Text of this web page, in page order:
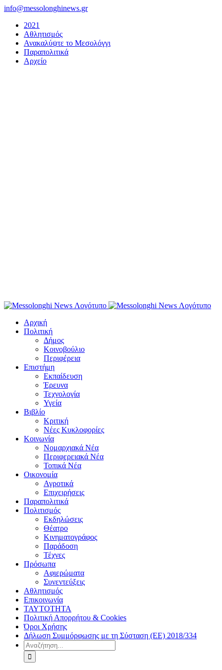
Μετάβαση
περιεχόμενο
info@messolonghinews.gr
2021
Αθλητισμός
Ανακαλύψτε το Μεσολόγγι
Παραπολιτικά
Αρχείο
Αρχική
Πολιτική
Δήμος
Κοινοβούλιο
Περιφέρεια
Επιστήμη
Εκπαίδευση
Έρευνα
Τεχνολογία
Υγεία
Βιβλίο
Κριτική
Νέες Κυκλοφορίες
Κοινωνία
Νομαρχιακά Νέα
Περιφερειακά Νέα
Τοπικά Νέα
Οικονομία
Αγροτικά
Επιχειρήσεις
Παραπολιτικά
Πολιτισμός
Εκδηλώσεις
Θέατρο
Κινηματογράφος
Παράδοση
Τέχνες
Πρόσωπα
Αφιερώματα
Συνεντεύξεις
Αθλητισμός
Επικοινωνία
ΤΑΥΤΟΤΗΤΑ
Πολιτική Απορρήτου & Cookies
Όροι Χρήσης
Δήλωση Συμμόρφωσης με τη Σύσταση (ΕΕ) 2018/334
Αναζήτηση
για: